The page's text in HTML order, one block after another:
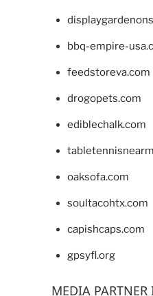
bbq-empire-
feedstoreva.com
drogopets.com
ediblechalk.com
oaksofa.com
soultacohtx.com
capishcaps.com
gpsyfl.org
MEDIA PARTNER